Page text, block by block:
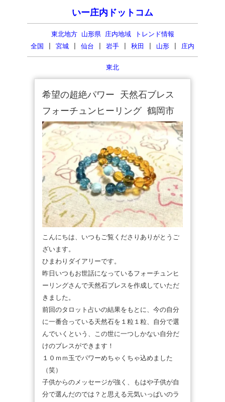
いー庄内ドットコム
東北地方 山形県 庄内地域 トレンド情報
全国
宮城 仙台 岩手 秋田 山形 庄内
東北
希望の超絶パワー 天然石ブレス
フォーチュンヒーリング 鶴岡市
こんにちは、いつもご覧くださりありがとうご
ざいます。
ひまわりダイアリーです。
昨日いつもお世話になっているフォーチュンヒ
ーリングさんで天然石ブレスを作成していただ
きました。
前回のタロット占いの結果をもとに、今の自分
に一番合っている天然石を１粒１粒、自分で選
んでいくという、この世に一つしかない自分だ
けのブレスができます！
１０ｍｍ玉でパワーめちゃくちゃ込めました
（笑）
子供からのメッセージが強く、もはや子供が自
分で選んだのでは？と思える元気いっぱいのラ